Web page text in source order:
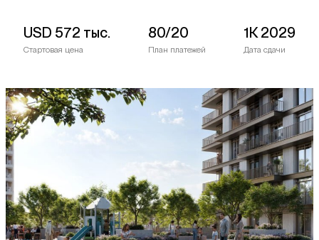
USD 572 тыс.
Стартовая цена
80/20
План платежей
1К 2029
Дата сдачи